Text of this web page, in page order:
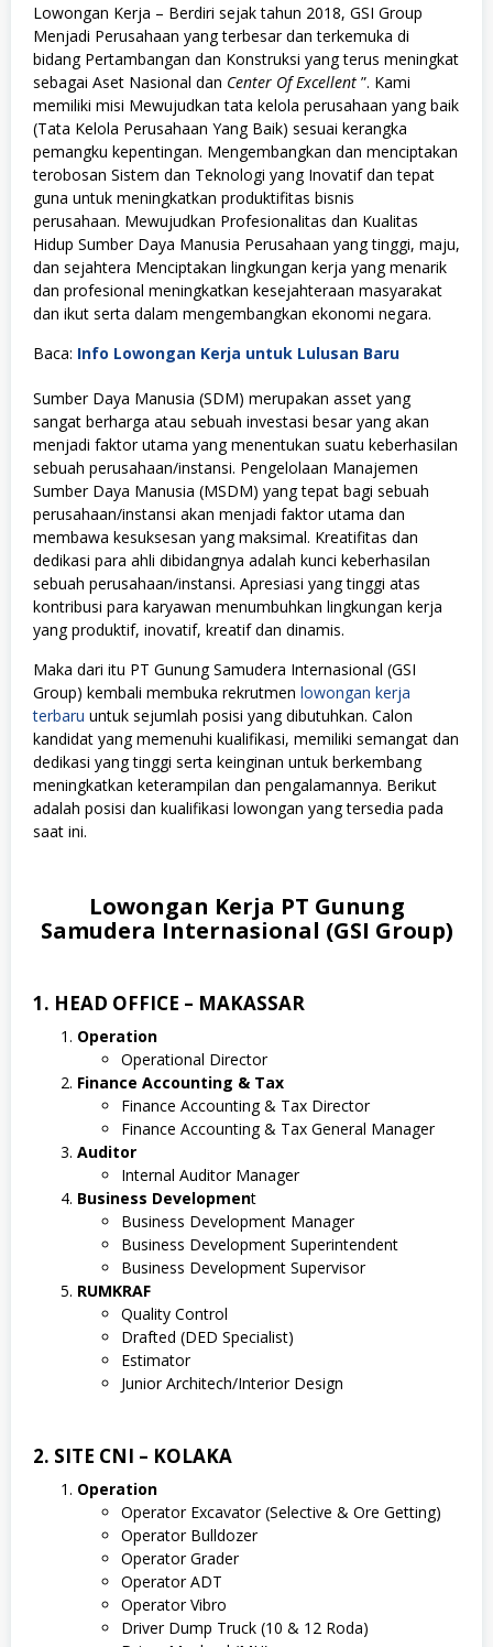
Lowongan Kerja – Berdiri sejak tahun 2018, GSI Group
Menjadi Perusahaan yang terbesar dan terkemuka di
bidang Pertambangan dan Konstruksi yang terus meningkat
sebagai Aset Nasional dan Center Of Excellent ”. Kami
memiliki misi Mewujudkan tata kelola perusahaan yang baik
(Tata Kelola Perusahaan Yang Baik) sesuai kerangka
pemangku kepentingan. Mengembangkan dan menciptakan
terobosan Sistem dan Teknologi yang Inovatif dan tepat
guna untuk meningkatkan produktifitas bisnis
perusahaan. Mewujudkan Profesionalitas dan Kualitas
Hidup Sumber Daya Manusia Perusahaan yang tinggi, maju,
dan sejahtera Menciptakan lingkungan kerja yang menarik
dan profesional meningkatkan kesejahteraan masyarakat
dan ikut serta dalam mengembangkan ekonomi negara.
Baca: Info Lowongan Kerja untuk Lulusan Baru
Sumber Daya Manusia (SDM) merupakan asset yang
sangat berharga atau sebuah investasi besar yang akan
menjadi faktor utama yang menentukan suatu keberhasilan
sebuah perusahaan/instansi. Pengelolaan Manajemen
Sumber Daya Manusia (MSDM) yang tepat bagi sebuah
perusahaan/instansi akan menjadi faktor utama dan
membawa kesuksesan yang maksimal. Kreatifitas dan
dedikasi para ahli dibidangnya adalah kunci keberhasilan
sebuah perusahaan/instansi. Apresiasi yang tinggi atas
kontribusi para karyawan menumbuhkan lingkungan kerja
yang produktif, inovatif, kreatif dan dinamis.
Maka dari itu PT Gunung Samudera Internasional (GSI
Group) kembali membuka rekrutmen lowongan kerja
terbaru untuk sejumlah posisi yang dibutuhkan. Calon
kandidat yang memenuhi kualifikasi, memiliki semangat dan
dedikasi yang tinggi serta keinginan untuk berkembang
meningkatkan keterampilan dan pengalamannya. Berikut
adalah posisi dan kualifikasi lowongan yang tersedia pada
saat ini.
Lowongan Kerja PT Gunung
Samudera Internasional (GSI Group)
1. HEAD OFFICE – MAKASSAR
Operation
Operational Director
Finance Accounting & Tax
Finance Accounting & Tax Director
Finance Accounting & Tax General Manager
Auditor
Internal Auditor Manager
Business Development
Business Development Manager
Business Development Superintendent
Business Development Supervisor
RUMKRAF
Quality Control
Drafted (DED Specialist)
Estimator
Junior Architech/Interior Design
2. SITE CNI – KOLAKA
Operation
Operator Excavator (Selective & Ore Getting)
Operator Bulldozer
Operator Grader
Operator ADT
Operator Vibro
Driver Dump Truck (10 & 12 Roda)